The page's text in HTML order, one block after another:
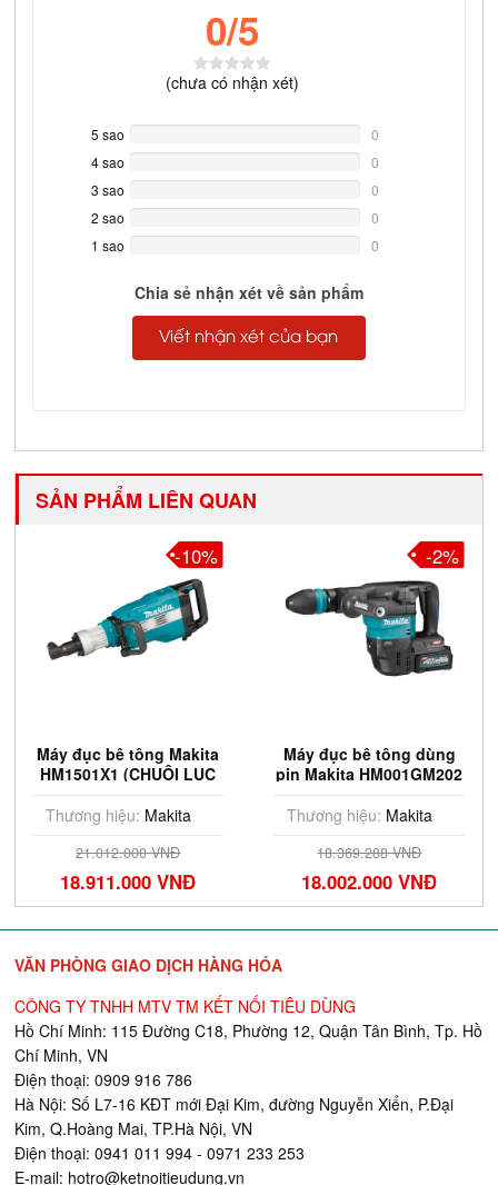
0/5
(chưa có nhận xét)
5 sao
Complete
0
4 sao
Complete
0
3 sao
Complete
0
2 sao
Complete
0
1 sao
0
Chia sẻ nhận xét về sản phẩm
Viết nhận xét của bạn
SẢN PHẨM LIÊN QUAN
Máy đục bê tông Makita
HM1501X1 (CHUÔI LỤC
Thương hiệu: Makita
21.012.000 VNĐ
18.911.000 VNĐ
-10%
Máy đục bê tông dùng
pin Makita HM001GM202
MAX/AWS/BL)(40V MAX)
Thương hiệu: Makita
18.369.288 VNĐ
18.002.000 VNĐ
-2%
VĂN PHÒNG GIAO DỊCH HÀNG HÓA
CÔNG TY TNHH MTV TM KẾT NỐI TIÊU DÙNG
Hồ Chí Minh: 115 Đường C18, Phường 12, Quận Tân Bình, Tp. Hồ
Chí Minh, VN
Điện thoại: 0909 916 786
Hà Nội: Số L7-16 KĐT mới Đại Kim, đường Nguyễn Xiển, P.Đại
Kim, Q.Hoàng Mai, TP.Hà Nội, VN
Điện thoại: 0941 011 994 - 0971 233 253
E-mail: hotro@ketnoitieudung.vn